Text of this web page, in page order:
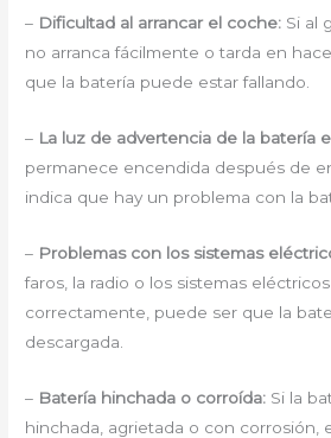
– Dificultad al arrancar el coche: Si al
no arranca fácilmente o tarda en
que la batería puede estar fallando.
– La luz de advertencia de la batería
permanece encendida después de
indica que hay un problema con la
– Problemas con los sistemas
faros, la radio o los sistemas
correctamente, puede ser que la
descargada.
– Batería hinchada o corroída: Si la
hinchada, agrietada o con corrosión,